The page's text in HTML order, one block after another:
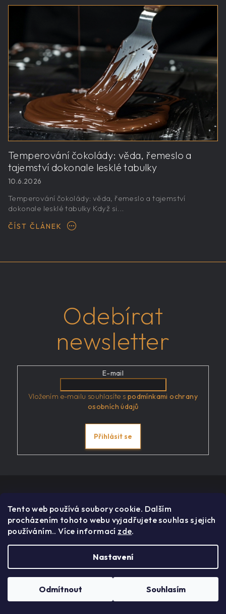
Tento web používá soubory cookie. Dalším
procházením tohoto webu vyjadřujete souhlas s jejich
používáním.. Více informací zde.
Nastavení
Odmítnout Souhlasím
Temperování čokolády: věda, řemeslo a
tajemství dokonale lesklé tabulky
10.6.2026
Temperování čokolády: věda, řemeslo a tajemství
dokonale lesklé tabulky Když si...
ČÍST ČLÁNEK
Odebírat
newsletter
E-mail
Vložením e-mailu souhlasíte s podmínkami ochrany
osobních údajů
Přihlásit se
našem eshopu můžete objevovat jedinečné čokoládové zážitky
a snadno si je dopřát z pohodlí svých domovů.